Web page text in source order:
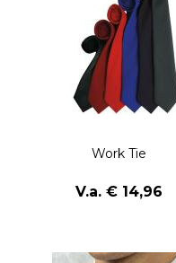
Work Tie
V.a. € 14,96